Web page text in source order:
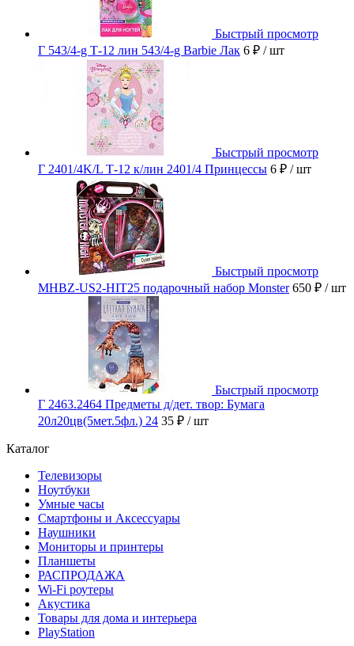
Быстрый просмотр
Г 543/4-g Т-12 лин 543/4-g Barbie Лак 6 ₽ / шт
Быстрый просмотр
Г 2401/4K/L Т-12 к/лин 2401/4 Принцессы 6 ₽ / шт
Быстрый просмотр
MHBZ-US2-HIT25 подарочный набор Monster 650 ₽ / шт
Быстрый просмотр
Г 2463.2464 Предметы д/дет. твор: Бумага
20л20цв(5мет.5фл.) 24 35 ₽ / шт
Каталог
Телевизоры
Ноутбуки
Умные часы
Смартфоны и Аксессуары
Наушники
Мониторы и принтеры
Планшеты
РАСПРОДАЖА
Wi-Fi роутеры
Акустика
Товары для дома и интерьера
PlayStation